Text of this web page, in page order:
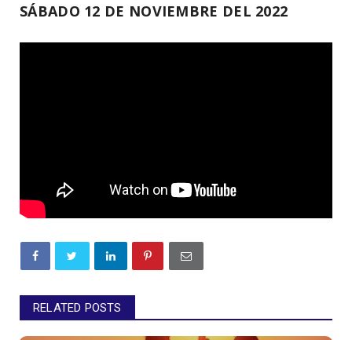
SÁBADO 12 DE NOVIEMBRE DEL 2022
RELATED POSTS